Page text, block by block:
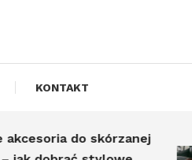
KONTAKT
do skórzanej